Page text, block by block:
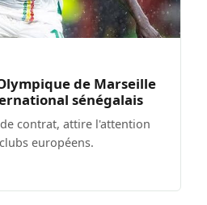
de Marseille
sénégalais
contrat, attire l'attention
européens.